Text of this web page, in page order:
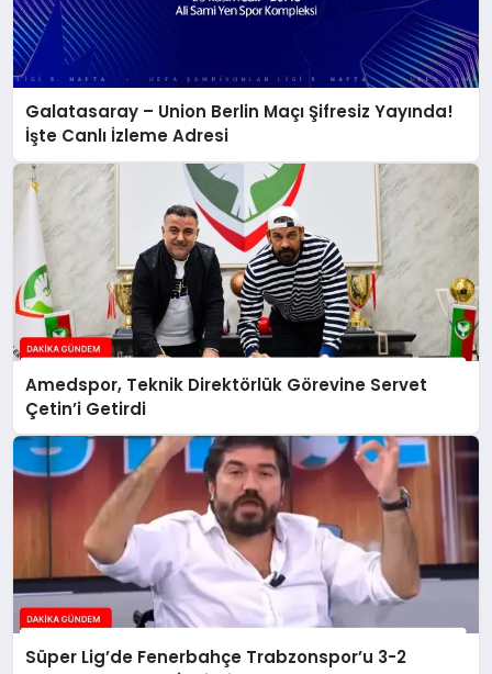
Galatasaray – Union Berlin Maçı Şifresiz Yayında!
İşte Canlı İzleme Adresi
Amedspor, Teknik Direktörlük Görevine Servet
Çetin’i Getirdi
Süper Lig’de Fenerbahçe Trabzonspor’u 3-2